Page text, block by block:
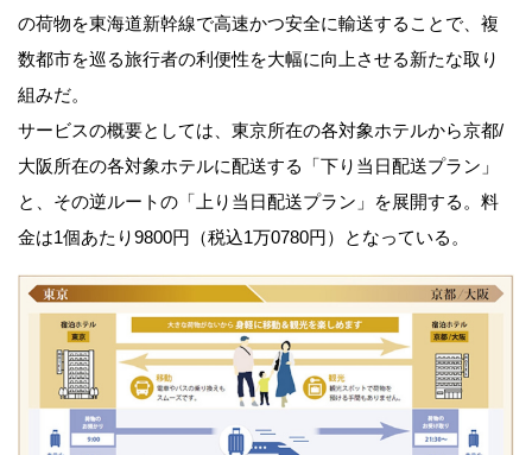
の荷物を東海道新幹線で高速かつ安全に輸送することで、複
数都市を巡る旅行者の利便性を大幅に向上させる新たな取り
組みだ。
サービスの概要としては、東京所在の各対象ホテルから京都/
大阪所在の各対象ホテルに配送する「下り当日配送プラン」
と、その逆ルートの「上り当日配送プラン」を展開する。料
金は1個あたり9800円（税込1万0780円）となっている。